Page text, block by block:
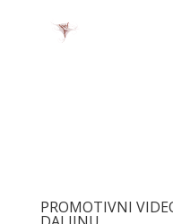
PROMOTIVNI